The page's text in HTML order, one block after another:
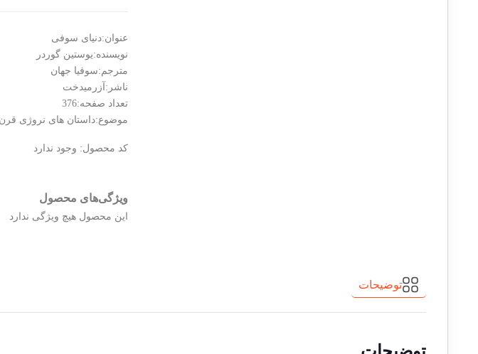
عنوان:دنیای سوفی
نویسنده:یوستین گوردر
مترجم:سوفیا جهان
ناشر:آزرمیدخت
تعداد صفحه:376
موضوع:داستان های نروژی قرن
کد محصول: وجود ندارد
ویژگی‌های محصول
این محصول هیچ ویژگی ندارد
توضیحات